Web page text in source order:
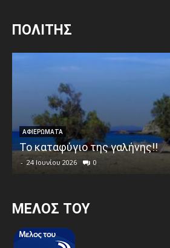
ΠΟΛΙΤΗΣ
ΑΦΙΕΡΩΜΑΤΑ
Το καταφύγιο της γαλήνης!!
- 24 Ιουνίου 2026 0
MEΛΟΣ ΤΟΥ